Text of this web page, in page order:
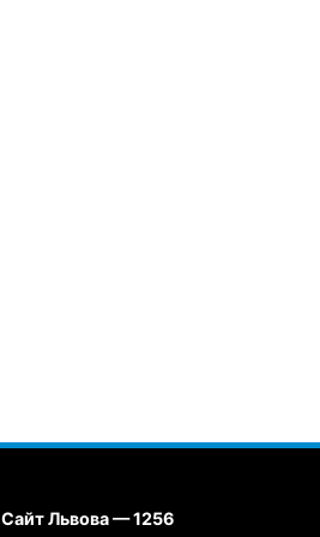
Сайт Львова — 1256